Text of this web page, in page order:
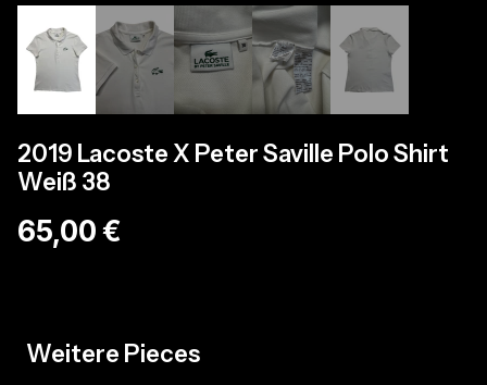
2019 Lacoste X Peter Saville Polo Shirt
Weiß 38
65,00 €
Weitere Pieces